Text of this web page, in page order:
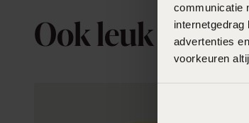
communicatie
advertenties
voorkeuren
Ook leuk voor